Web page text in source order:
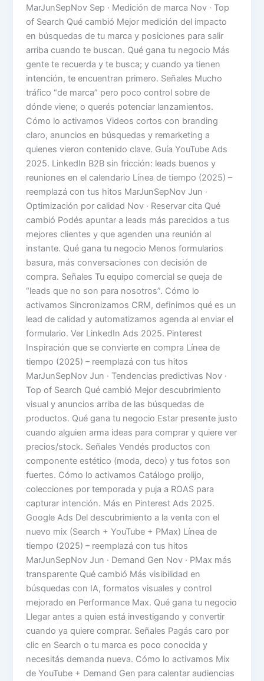
MarJunSepNov Sep · Medición de marca Nov · Top
of Search Qué cambió Mejor medición del impacto
en búsquedas de tu marca y posiciones para salir
arriba cuando te buscan. Qué gana tu negocio Más
gente te recuerda y te busca; y cuando ya tienen
intención, te encuentran primero. Señales Mucho
tráfico “de marca” pero poco control sobre de
dónde viene; o querés potenciar lanzamientos.
Cómo lo activamos Videos cortos con branding
claro, anuncios en búsquedas y remarketing a
quienes vieron contenido clave. Guía YouTube Ads
2025. LinkedIn B2B sin fricción: leads buenos y
reuniones en el calendario Línea de tiempo (2025) –
reemplazá con tus hitos MarJunSepNov Jun ·
Optimización por calidad Nov · Reservar cita Qué
cambió Podés apuntar a leads más parecidos a tus
mejores clientes y que agenden una reunión al
instante. Qué gana tu negocio Menos formularios
basura, más conversaciones con decisión de
compra. Señales Tu equipo comercial se queja de
“leads que no son para nosotros”. Cómo lo
activamos Sincronizamos CRM, definimos qué es un
lead de calidad y automatizamos agenda al enviar el
formulario. Ver LinkedIn Ads 2025. Pinterest
Inspiración que se convierte en compra Línea de
tiempo (2025) – reemplazá con tus hitos
MarJunSepNov Jun · Tendencias predictivas Nov ·
Top of Search Qué cambió Mejor descubrimiento
visual y anuncios arriba de las búsquedas de
productos. Qué gana tu negocio Estar presente justo
cuando alguien arma ideas para comprar y quiere ver
precios/stock. Señales Vendés productos con
componente estético (moda, deco) y tus fotos son
fuertes. Cómo lo activamos Catálogo prolijo,
colecciones por temporada y puja a ROAS para
capturar intención. Más en Pinterest Ads 2025.
Google Ads Del descubrimiento a la venta con el
nuevo mix (Search + YouTube + PMax) Línea de
tiempo (2025) – reemplazá con tus hitos
MarJunSepNov Jun · Demand Gen Nov · PMax más
transparente Qué cambió Más visibilidad en
búsquedas con IA, formatos visuales y control
mejorado en Performance Max. Qué gana tu negocio
Llegar antes a quien está investigando y convertir
cuando ya quiere comprar. Señales Pagás caro por
clic en Search o tu marca es poco conocida y
necesitás demanda nueva. Cómo lo activamos Mix
de YouTube + Demand Gen para calentar audiencias